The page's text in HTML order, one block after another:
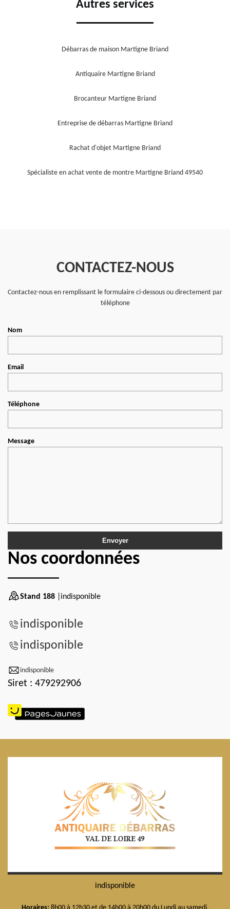
Autres services
Débarras de maison Martigne Briand
Antiquaire Martigne Briand
Brocanteur Martigne Briand
Entreprise de débarras Martigne Briand
Rachat d'objet Martigne Briand
Spécialiste en achat vente de montre Martigne Briand 49540
CONTACTEZ-NOUS
Contactez-nous en remplissant le formulaire ci-dessous ou directement par
téléphone
Nom
Email
Téléphone
Message
Nos coordonnées
Stand 188 |indisponible
indisponible
indisponible
indisponible
Siret : 479292906
indisponible
Horaires: 8h00 à 12h30 et de 14h00 à 20h00 du Lundi au samedi.